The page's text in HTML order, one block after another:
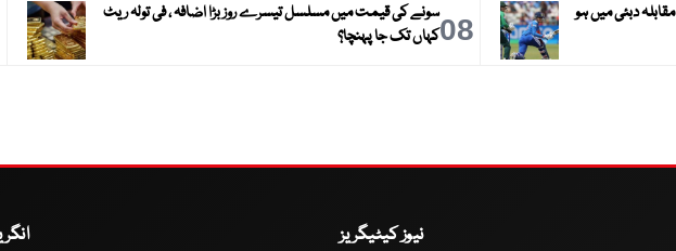
کا مقابلہ دبئی میں ہو
08سونے کی قیمت میں مسلسل تیسرے روز بڑا اضافہ ، فی تولہ ریٹ
کہاں تک جا پہنچا؟
نیوز کیٹیگریز